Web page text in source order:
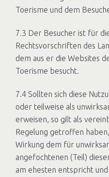
Toerisme und dem
7.3 Der Besucher ist für
Rechtsvorschriften des
dem aus er die Websites
Toerisme besucht.
7.4 Sollten sich diese
oder teilweise als
erweisen, so gilt als
Regelung getroffen
Wirkung dem für
angefochtenen (Teil)
am ehesten entspricht